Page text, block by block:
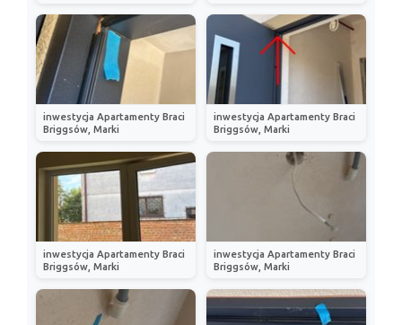
inwestycja Apartamenty Braci
Briggsów, Marki
inwestycja Apartamenty Braci
Briggsów, Marki
inwestycja Apartamenty Braci
Briggsów, Marki
inwestycja Apartamenty Braci
Briggsów, Marki